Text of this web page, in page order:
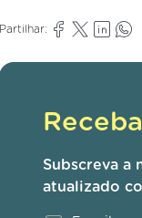
Partilhar:
Subscreva a
atualizado